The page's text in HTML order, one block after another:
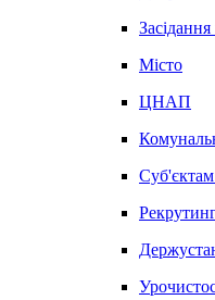
Місто
ЦНАП